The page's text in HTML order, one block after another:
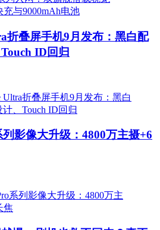
折叠屏手机9月发布：黑白配
ID回归
影像大升级：4800万主摄+6